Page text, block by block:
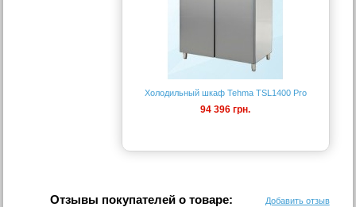
Холодильный шкаф Tehma TSL1400 Pro
94 396 грн.
Отзывы покупателей о товаре: Добавить отзыв